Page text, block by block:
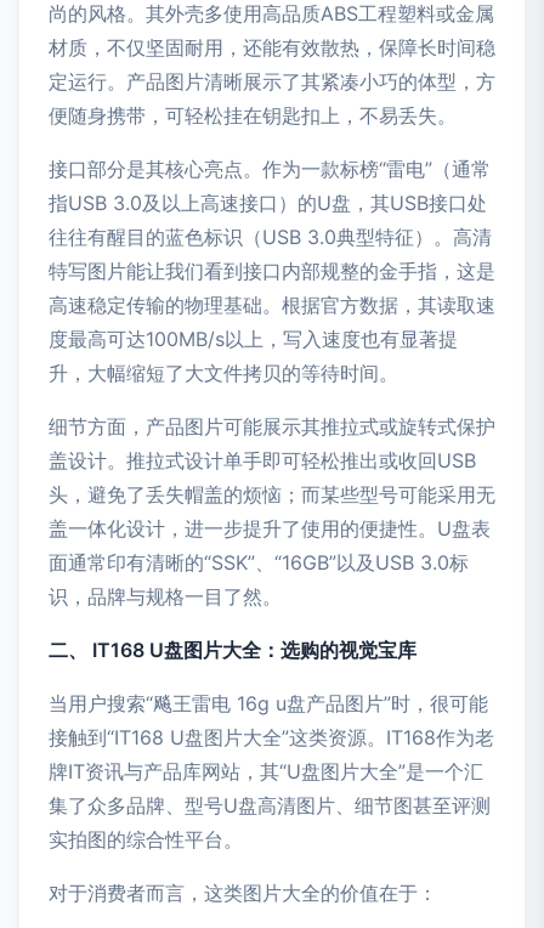
尚的风格。其外壳多使用高品质ABS工程塑料或金属
材质，不仅坚固耐用，还能有效散热，保障长时间稳
定运行。产品图片清晰展示了其紧凑小巧的体型，方
便随身携带，可轻松挂在钥匙扣上，不易丢失。
接口部分是其核心亮点。作为一款标榜“雷电”（通常
指USB 3.0及以上高速接口）的U盘，其USB接口处
往往有醒目的蓝色标识（USB 3.0典型特征）。高清
特写图片能让我们看到接口内部规整的金手指，这是
高速稳定传输的物理基础。根据官方数据，其读取速
度最高可达100MB/s以上，写入速度也有显著提
升，大幅缩短了大文件拷贝的等待时间。
细节方面，产品图片可能展示其推拉式或旋转式保护
盖设计。推拉式设计单手即可轻松推出或收回USB
头，避免了丢失帽盖的烦恼；而某些型号可能采用无
盖一体化设计，进一步提升了使用的便捷性。U盘表
面通常印有清晰的“SSK”、“16GB”以及USB 3.0标
识，品牌与规格一目了然。
二、 IT168 U盘图片大全：选购的视觉宝库
当用户搜索“飚王雷电 16g u盘产品图片”时，很可能
接触到“IT168 U盘图片大全”这类资源。IT168作为老
牌IT资讯与产品库网站，其“U盘图片大全”是一个汇
集了众多品牌、型号U盘高清图片、细节图甚至评测
实拍图的综合性平台。
对于消费者而言，这类图片大全的价值在于：